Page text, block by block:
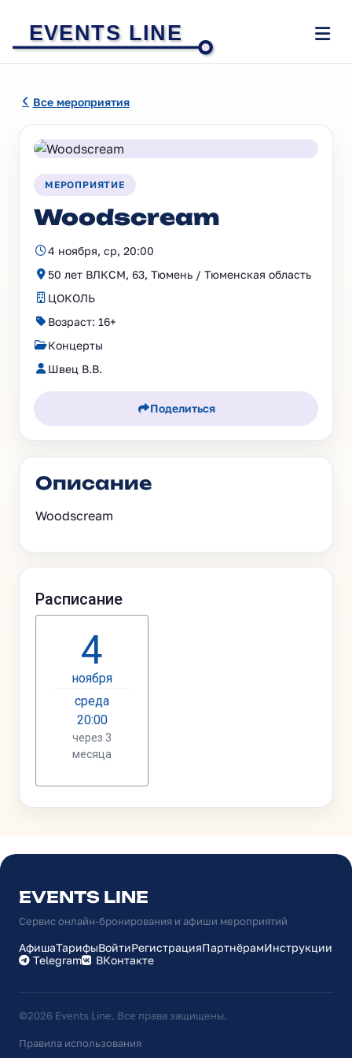
EVENTS LINE
Все мероприятия
МЕРОПРИЯТИЕ
Woodscream
4 ноября, ср, 20:00
50 лет ВЛКСМ, 63, Тюмень / Тюменская область
ЦОКОЛЬ
Возраст: 16+
Концерты
Швец В.В.
Поделиться
Описание
Woodscream
EVENTS LINE
Сервис онлайн-бронирования и афиши мероприятий
АфишаТарифыВойтиРегистрацияПартнёрамИнструкции
Telegram
ВКонтакте
©2026 Events Line. Все права защищены.
Правила использования